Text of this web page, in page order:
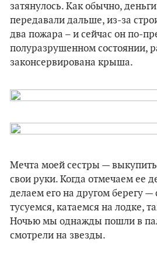
затянулось. Как обычно,
передавали дальше, из-за
два пожара – и сейчас он по-
полуразрушенном состоянии,
законсервирована крыша.
Мечта моей сестры — выкупить
свои руки. Когда отмечаем ее
делаем его на другом берегу —
тусуемся, катаемся на лодке,
Ночью мы однажды пошли в
смотрели на звезды.